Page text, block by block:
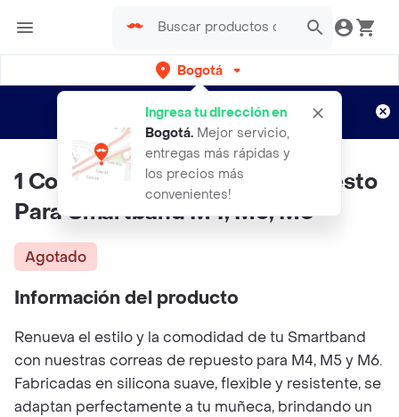
Bogotá
Ingresa tu dirección en
Bogotá. Mejor servicio,
entregas más rápidas y
los precios más
convenientes!
envíos gratis por semanas
Aplican TyC
1 Correa Pulsera Rosado Repuesto
Para Smartband M4, M5, M6
Agotado
Información del producto
Renueva el estilo y la comodidad de tu Smartband
con nuestras correas de repuesto para M4, M5 y M6.
Fabricadas en silicona suave, flexible y resistente, se
adaptan perfectamente a tu muñeca, brindando un